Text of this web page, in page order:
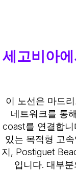
세고비아
이 노선은 마드
네트워크를 통
coast를 연결합
있는 목적형 고
지, Postiguet
입니다. 대부